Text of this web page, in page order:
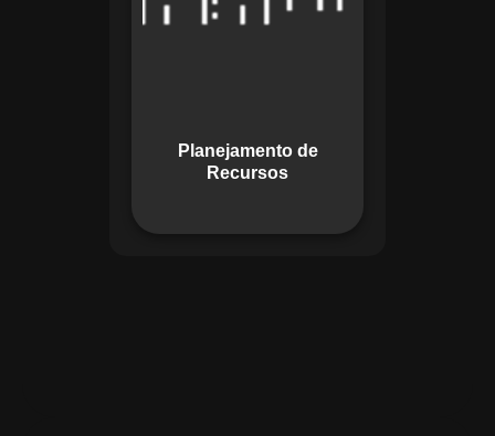
Planejamento de
Recursos
garante o uso
promovendo